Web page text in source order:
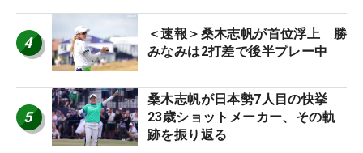
4
＜速報＞桑木志帆が首位浮上 勝
みなみは2打差で後半プレー中
5
桑木志帆が日本勢7人目の快挙
23歳ショットメーカー、その軌
跡を振り返る